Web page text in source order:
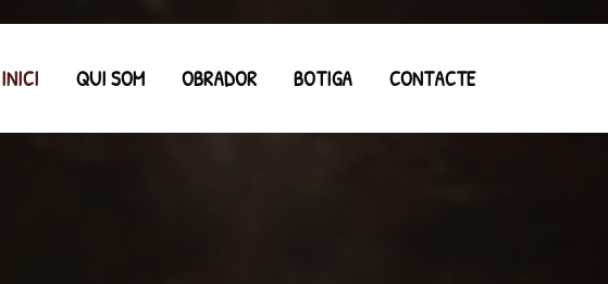
INICI QUI SOM OBRADOR BOTIGA CONTACTE